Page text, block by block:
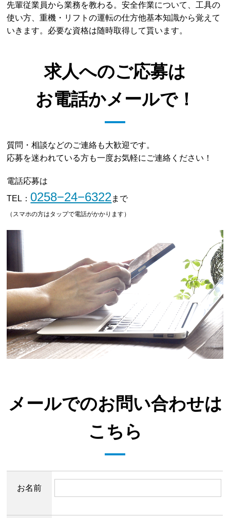
先輩従業員から業務を教わる。安全作業について、工具の
使い方、重機・リフトの運転の仕方他基本知識から覚えて
いきます。必要な資格は随時取得して貰います。
求人へのご応募は
お電話かメールで！
質問・相談などのご連絡も大歓迎です。
応募を迷われている方も一度お気軽にご連絡ください！
電話応募は
TEL： 0258−24−6322まで
（スマホの方はタップで電話がかかります）
メールでのお問い合わせは
こちら
お名前